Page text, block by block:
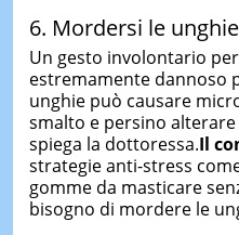
6. Mordersi le unghie
Un gesto involontario
estremamente dannoso
unghie può causare
smalto e persino alterare
spiega la dottoressa.Il
strategie anti-stress
gomme da masticare
bisogno di mordere le